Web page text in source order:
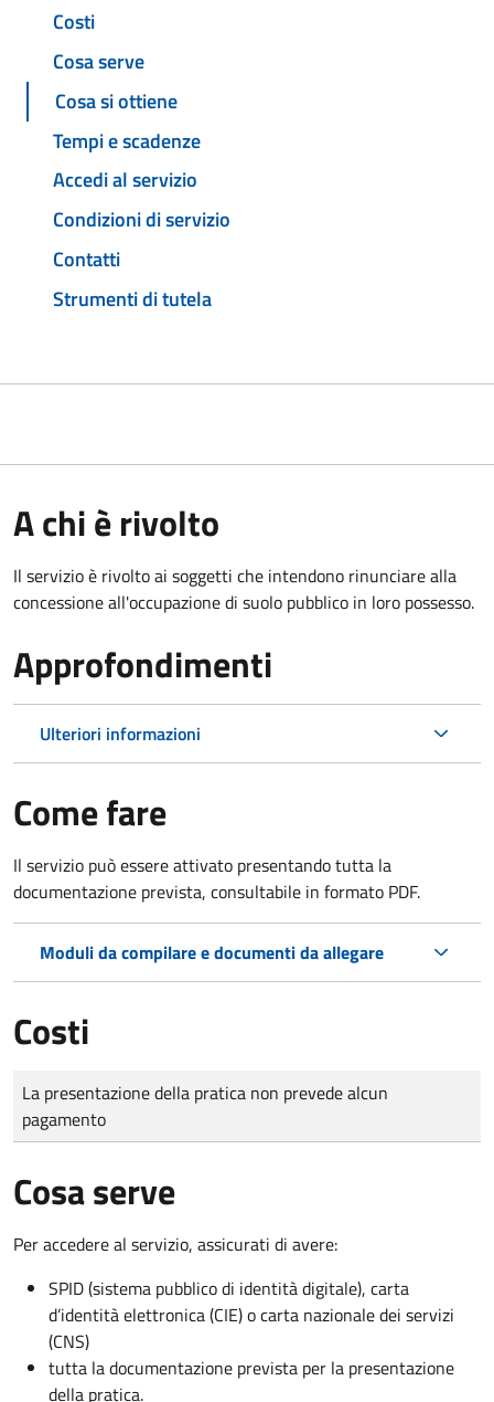
Costi
Cosa serve
Cosa si ottiene
Tempi e scadenze
Accedi al servizio
Condizioni di servizio
Contatti
Strumenti di tutela
A chi è rivolto
Il servizio è rivolto ai soggetti che intendono rinunciare alla
concessione all'occupazione di suolo pubblico in loro possesso.
Approfondimenti
Ulteriori informazioni
Come fare
Il servizio può essere attivato presentando tutta la
documentazione prevista, consultabile in formato PDF.
Moduli da compilare e documenti da allegare
Costi
Tipo di pagamento
Importo
La presentazione della pratica non prevede alcun
pagamento
Cosa serve
Per accedere al servizio, assicurati di avere:
SPID (sistema pubblico di identità digitale), carta
d’identità elettronica (CIE) o carta nazionale dei servizi
(CNS)
tutta la documentazione prevista per la presentazione
della pratica.